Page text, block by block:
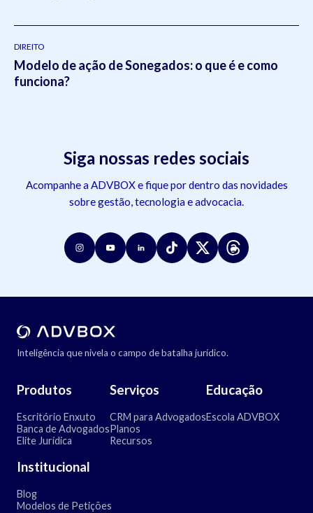
DIREITO
Modelo de ação de Sonegados: o que é e como
funciona?
Siga nossas redes sociais
Acompanhe a ADVBOX e fique por dentro das novidades
sobre gestão, tecnologia e advocacia.
Inteligência que nivela o campo de batalha jurídico.
Produtos
Escritório Enxuto
Banca de Advogados
Elite Jurídica
Serviços
CRM para Advogados
Planos
Recursos
Educação
Escola ADVBOX
Institucional
Blog
Modelos de Petições